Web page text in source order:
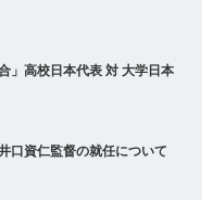
」高校日本代表 対 大学日本
口資仁監督の就任について